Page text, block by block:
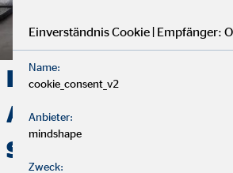
Deine Finanzen,
Analyse, Beratung
Service
Einverständnis Cookie | Empfänger:
Name:
cookie_consent_v2
Anbieter:
mindshape
Zweck: